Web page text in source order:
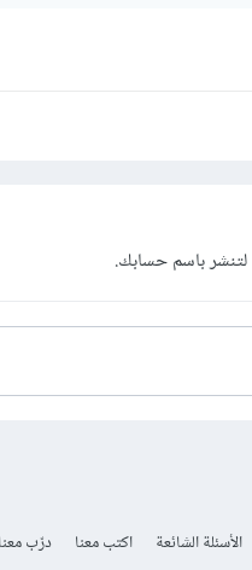
لتنشر باسم حسابك.
الأسئلة الشائعة اكتب معنا درّب معنا